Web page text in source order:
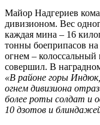
Майор Надгериев
дивизионом. Вес
каждая мина – 16
тонны боеприпасов
огнем –
совершил. В
«В районе горы
огнем дивизиона
более роты солдат и
10 дзотов и